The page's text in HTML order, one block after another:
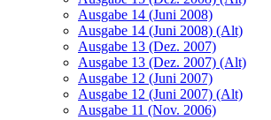
Ausgabe 14 (Juni 2008)
Ausgabe 14 (Juni 2008) (Alt)
Ausgabe 13 (Dez. 2007)
Ausgabe 13 (Dez. 2007) (Alt)
Ausgabe 12 (Juni 2007)
Ausgabe 12 (Juni 2007) (Alt)
Ausgabe 11 (Nov. 2006)